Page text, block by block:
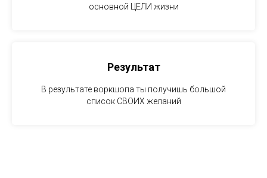
основной ЦЕЛИ жизни
Результат
В результате воркшопа ты получишь большой
список СВОИХ желаний